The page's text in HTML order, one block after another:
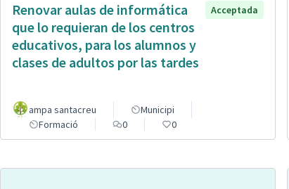
Renovar aulas de informática
que lo requieran de los centros
educativos, para los alumnos y
clases de adultos por las tardes
Acceptada
ampa santacreu
Municipi
Formació
0 0